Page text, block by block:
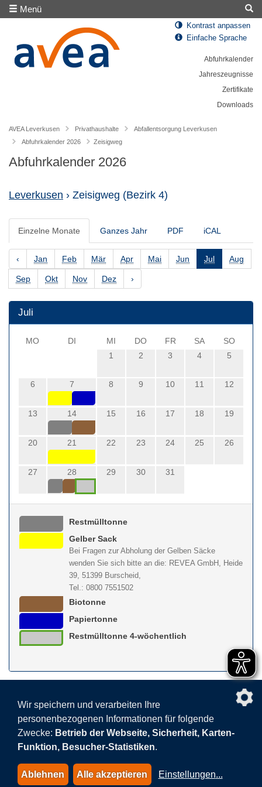
Menü
Kontrast anpassen
Einfache Sprache
Abfuhrkalender
Jahreszeugnisse
Zertifikate
Downloads
AVEA Leverkusen Privathaushalte
Abfallentsorgung Leverkusen
Abfuhrkalender 2026
Zeisigweg
Abfuhrkalender 2026
Leverkusen › Zeisigweg (Bezirk 4)
Einzelne Monate Ganzes Jahr PDF iCAL
‹ Jan Feb Mär Apr Mai Jun Jul Aug
Sep Okt Nov Dez ›
Juli
MO DI MI DO FR SA
SO
1
2 3 4 5
6 7 8 9 10 11 12
13 14 15 16 17 18 19
20 21 22 23 24 25 26
27 28 29 30 31
Restmülltonne
Gelber Sack
Bei Fragen zur Abholung der Gelben Säcke
wenden Sie sich bitte an die: REVEA GmbH, Heide
39, 51399 Burscheid,
Tel.: 0800 7551502
Biotonne
Papiertonne
Restmülltonne 4-wöchentlich
nach
Impressum
© 2015-2026 AVEA GmbH & Co. KG
Wir speichern und verarbeiten Ihre
personenbezogenen Informationen für folgende
Zwecke: Betrieb der Webseite, Sicherheit, Karten-
Funktion, Besucher-Statistiken.
Ablehnen Alle akzeptieren Einstellungen...